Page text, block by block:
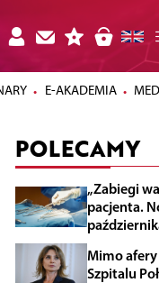
E-AKADEMIA
POLECAMY
„Zabiegi
pacjenta.
Mimo
Szpitalu